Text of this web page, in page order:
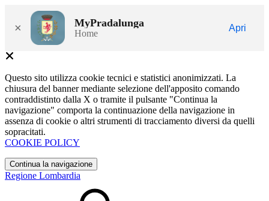
× MyPradalunga
Home
Apri
Questo sito utilizza cookie tecnici e statistici anonimizzati. La
chiusura del banner mediante selezione dell'apposito comando
contraddistinto dalla X o tramite il pulsante "Continua la
navigazione" comporta la continuazione della navigazione in
assenza di cookie o altri strumenti di tracciamento diversi da quelli
sopracitati.
COOKIE POLICY
Continua la navigazione
Regione Lombardia